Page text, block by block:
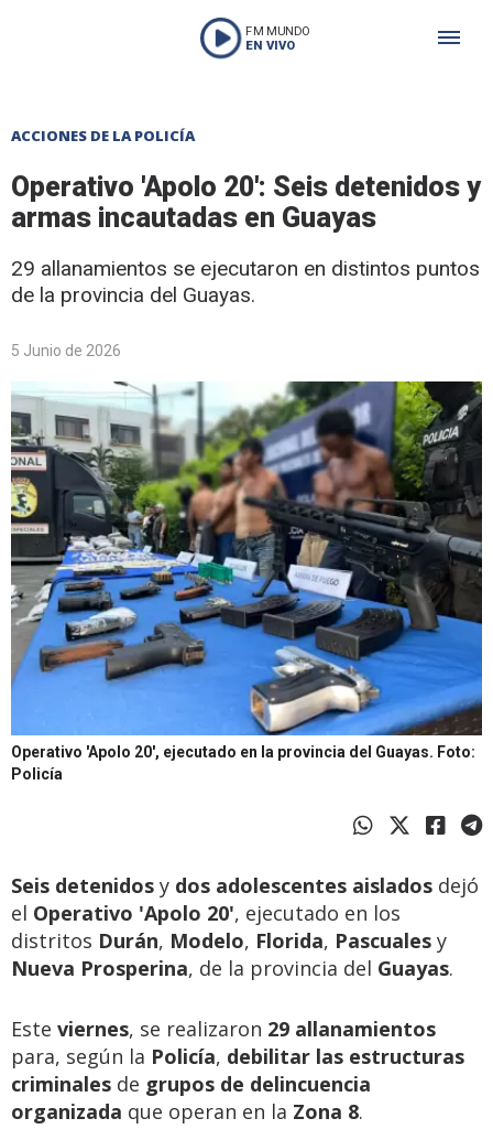
FM MUNDO
EN VIVO
ACCIONES DE LA POLICÍA
Operativo 'Apolo 20': Seis detenidos y
armas incautadas en Guayas
29 allanamientos se ejecutaron en distintos puntos
de la provincia del Guayas.
5 Junio de 2026
Operativo 'Apolo 20', ejecutado en la provincia del Guayas. Foto:
Policía
Seis detenidos y dos adolescentes aislados dejó
el Operativo 'Apolo 20', ejecutado en los
distritos Durán, Modelo, Florida, Pascuales y
Nueva Prosperina, de la provincia del Guayas.
Este viernes, se realizaron 29 allanamientos
para, según la Policía, debilitar las estructuras
criminales de grupos de delincuencia
organizada que operan en la Zona 8.